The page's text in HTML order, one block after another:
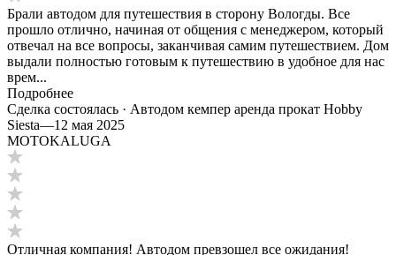
Брали автодом для путешествия в сторону Вологды. Все
прошло отлично, начиная от общения с менеджером, который
отвечал на все вопросы, заканчивая самим путешествием. Дом
выдали полностью готовым к путешествию в удобное для нас
врем...
Подробнее
Сделка состоялась · Автодом кемпер аренда прокат Hobby
Siesta—12 мая 2025
MOTOKALUGA
Отличная компания! Автодом превзошел все ожидания!